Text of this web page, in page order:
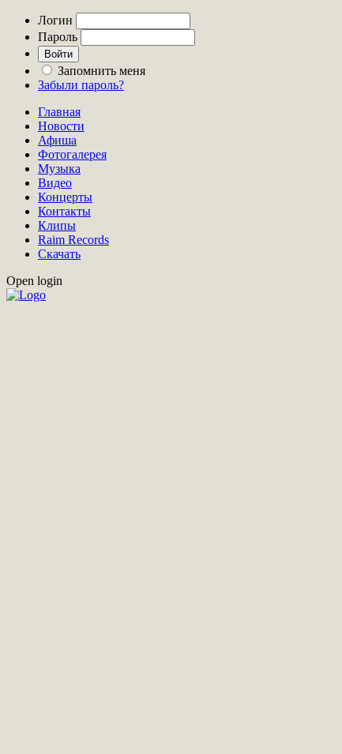
Логин
Пароль
Запомнить меня
Забыли пароль?
Главная
Новости
Афиша
Фотогалерея
Музыка
Видео
Концерты
Контакты
Клипы
Raim Records
Скачать
Open login